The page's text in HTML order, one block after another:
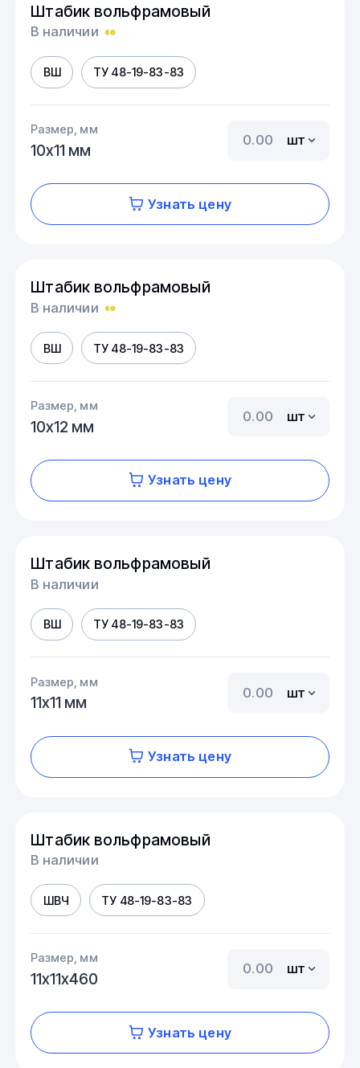
Штабик вольфрамовый
В наличии
ВШ ТУ 48-19-83-83
Размер, мм
10х11 мм
шт
Узнать цену
Штабик вольфрамовый
В наличии
ВШ ТУ 48-19-83-83
Размер, мм
10х12 мм
шт
Узнать цену
Штабик вольфрамовый
В наличии
ВШ ТУ 48-19-83-83
Размер, мм
11х11 мм
шт
Узнать цену
Штабик вольфрамовый
В наличии
ШВЧ ТУ 48-19-83-83
Размер, мм
11х11х460
шт
Узнать цену